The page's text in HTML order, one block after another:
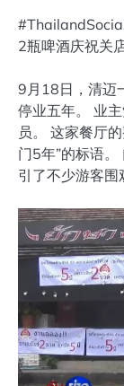
2瓶啤酒庆祝关
9月18日，清迈
停业五年。 业
员。 这家餐厅
门5年”的标语
引了不少游客围